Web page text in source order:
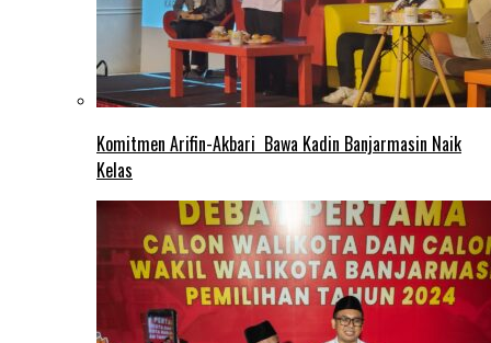
Komitmen Arifin-Akbari Bawa Kadin Banjarmasin Naik
Kelas